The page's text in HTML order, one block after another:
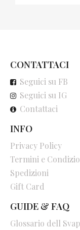
CONTATTACI
Seguici su FB
Seguici su IG
Contattaci
INFO
Privacy Policy
Termini e
Spedizioni
Gift Card
GUIDE & FAQ
Glossario dell